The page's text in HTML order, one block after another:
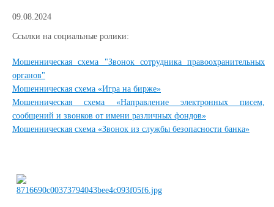
09.08.2024
Ссылки на социальные ролики:
Мошенническая схема "Звонок сотрудника правоохранительных
органов"
Мошенническая схема «Игра на бирже»
Мошенническая схема «Направление электронных писем,
сообщений и звонков от имени различных фондов»
Мошенническая схема «Звонок из службы безопасности банка»